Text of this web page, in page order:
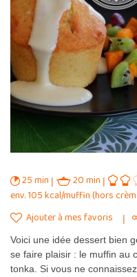
25 min
20 min
env. 105 kcal/muffin (hors
Ajouter à mes favoris
Voici une idée dessert bien
se faire plaisir : le muffin au
tonka. Si vous ne